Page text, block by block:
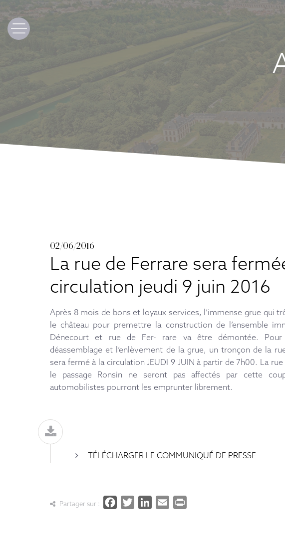
02/06/2016
La rue de Ferrare sera
circulation jeudi 9 juin 2016
Après 8 mois de bons et loyaux services, l’immense grue qui
le château pour premettre la construction de l’ensemble
Dénecourt et rue de Fer- rare va être démontée.
déassemblage et l’enlèvement de la grue, un tronçon de la
sera fermé à la circulation JEUDI 9 JUIN à partir de 7h00. La
le passage Ronsin ne seront pas affectés par cette
automobilistes pourront les emprunter librement.
TÉLÉCHARGER LE COMMUNIQUÉ DE PRESSE
Partager sur : Facebook
Twitter
LinkedIn
Email